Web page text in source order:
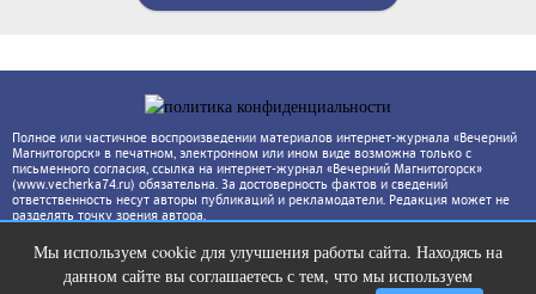
Полное или частичное воспроизведении материалов интернет-журнала «Вечерний
Магнитогорск» в печатном, электронном или ином виде возможна только с
письменного согласия, ссылка на интернет-журнал «Вечерний Магнитогорск»
(www.vecherka74.ru) обязательна. За достоверность фактов и сведений
ответственность несут авторы публикаций и рекламодатели. Редакция может не
разделять точку зрения автора.
Мы используем cookie для улучшения работы сайта. Находясь на
данном сайте вы соглашаетесь с тем, что мы используем
Ролик из Омска: вы будете смеяться
долго